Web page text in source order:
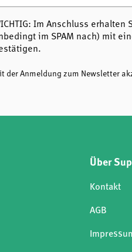
Im Anschluss
im SPAM nach) mit
der Anmeldung zum Newsletter
Über
Kontakt
AGB